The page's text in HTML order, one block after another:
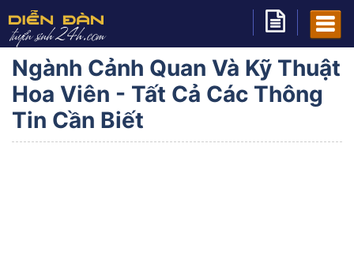
Ngành Cảnh Quan Và Kỹ Thuật
Hoa Viên - Tất Cả Các Thông
Tin Cần Biết